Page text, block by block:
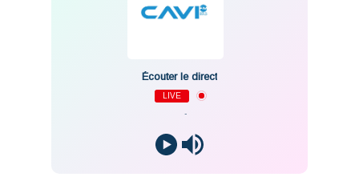
Écouter le direct
LIVE